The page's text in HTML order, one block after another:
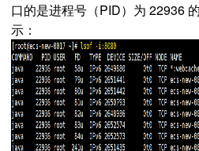
口的是进程号（PID）为 22936
示：